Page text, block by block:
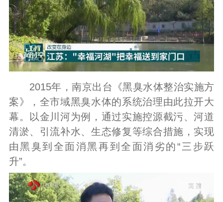
2015年，南京出台《黑臭水体整治实施方
案》，全市域黑臭水体的系统治理由此拉开大
幕。以金川河为例，通过实施控源截污、河道
清淤、引流补水、生态修复等综合措施，实现
由黑臭到全面消黑再到全面消劣的“三步跃
升”。